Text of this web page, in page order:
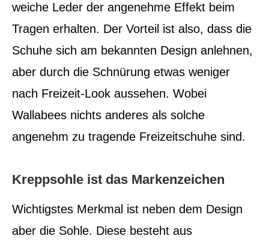
weiche Leder der angenehme Effekt beim
Tragen erhalten. Der Vorteil ist also, dass die
Schuhe sich am bekannten Design anlehnen,
aber durch die Schnürung etwas weniger
nach Freizeit-Look aussehen. Wobei
Wallabees nichts anderes als solche
angenehm zu tragende Freizeitschuhe sind.
Kreppsohle ist das Markenzeichen
Wichtigstes Merkmal ist neben dem Design
aber die Sohle. Diese besteht aus